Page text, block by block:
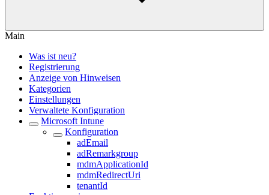
Main
Was ist neu?
Registrierung
Anzeige von Hinweisen
Kategorien
Einstellungen
Verwaltete Konfiguration
Microsoft Intune
Konfiguration
adEmail
adRemarkgroup
mdmApplicationId
mdmRedirectUri
tenantId